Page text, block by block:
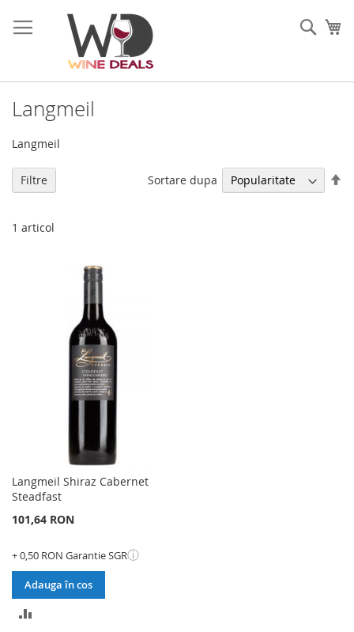
la
Continut
Langmeil
Langmeil
1 articol
Sortare dupa
Langmeil Shiraz Cabernet
Steadfast
101,64 RON
+ 0,50 RON Garantie SGRⓘ
Adauga în cos
Filtre